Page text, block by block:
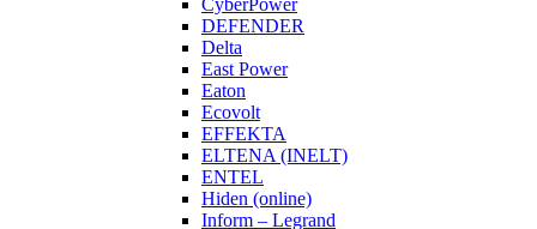
CyberPower
DEFENDER
Delta
East Power
Eaton
Ecovolt
EFFEKTA
ELTENA (INELT)
ENTEL
Hiden (online)
Inform – Legrand